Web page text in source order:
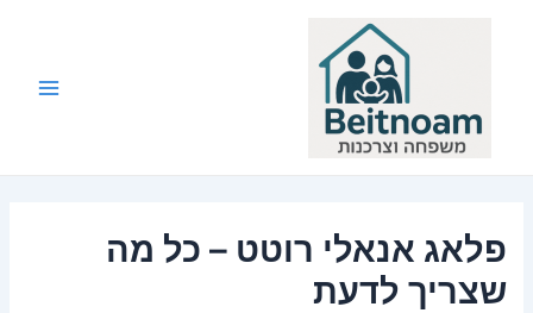
פלאג אנאלי רוטט – כל מה
שצריך לדעת